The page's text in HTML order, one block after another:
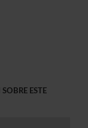
ESTE